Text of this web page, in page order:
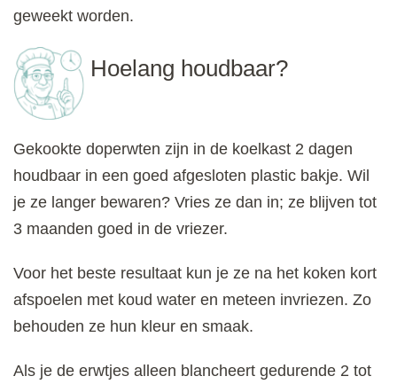
geweekt worden.
Hoelang houdbaar?
Gekookte doperwten zijn in de koelkast 2 dagen
houdbaar in een goed afgesloten plastic bakje. Wil
je ze langer bewaren? Vries ze dan in; ze blijven tot
3 maanden goed in de vriezer.
Voor het beste resultaat kun je ze na het koken kort
afspoelen met koud water en meteen invriezen. Zo
behouden ze hun kleur en smaak.
Als je de erwtjes alleen blancheert gedurende 2 tot